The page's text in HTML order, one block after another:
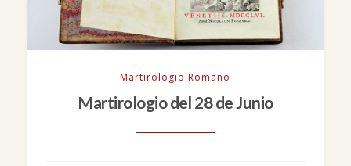
Martirologio Romano
Martirologio del 28 de Junio